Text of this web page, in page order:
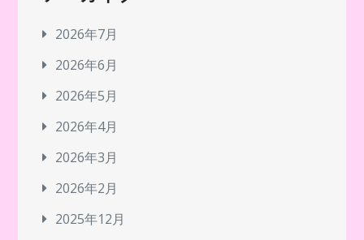
2026年7月
2026年6月
2026年5月
2026年4月
2026年3月
2026年2月
2025年12月